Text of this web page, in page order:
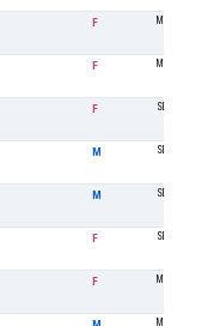
F M0
F M0
F SE
M SE
M SE
F SE
F M1
M2